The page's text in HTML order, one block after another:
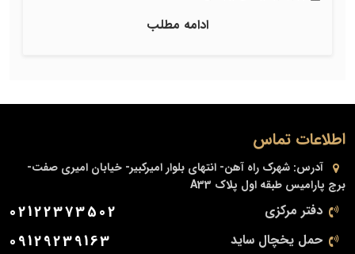
ادامه مطلب
اطلاعات تماس
آدرس: شهرک راه آهن- انتهای بلوار امیرکبیر- خیابان امیری صفت-
برج پارامیس طبقه اول پلاک A33
دفتر مرکزی 02122373502
حمل یخچال ساید 09129239163